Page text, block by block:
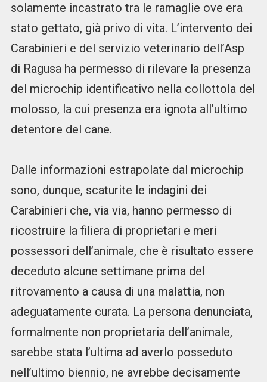
solamente incastrato tra le ramaglie ove era
stato gettato, già privo di vita. L’intervento dei
Carabinieri e del servizio veterinario dell’Asp
di Ragusa ha permesso di rilevare la presenza
del microchip identificativo nella collottola del
molosso, la cui presenza era ignota all’ultimo
detentore del cane.
Dalle informazioni estrapolate dal microchip
sono, dunque, scaturite le indagini dei
Carabinieri che, via via, hanno permesso di
ricostruire la filiera di proprietari e meri
possessori dell’animale, che è risultato essere
deceduto alcune settimane prima del
ritrovamento a causa di una malattia, non
adeguatamente curata. La persona denunciata,
formalmente non proprietaria dell’animale,
sarebbe stata l’ultima ad averlo posseduto
nell’ultimo biennio, ne avrebbe decisamente